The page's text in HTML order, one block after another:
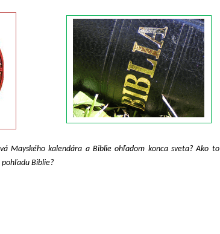
Mayského kalendára a Biblie ohľadom konca sveta? Ako to
Biblie?